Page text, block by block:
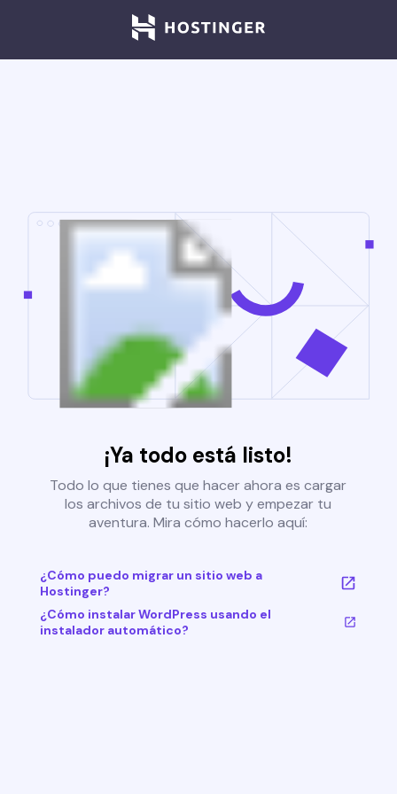
¡Ya todo está listo!
Todo lo que tienes que hacer ahora es cargar
los archivos de tu sitio web y empezar tu
aventura. Mira cómo hacerlo aquí:
¿Cómo puedo migrar un sitio web a
Hostinger?
¿Cómo instalar WordPress usando el
instalador automático?